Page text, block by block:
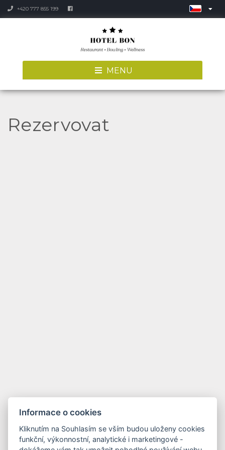
+420 777 855 199
MENU
Rezervovat
Informace o cookies
Kliknutím na Souhlasím se vším budou uloženy cookies
funkční, výkonnostní, analytické i marketingové -